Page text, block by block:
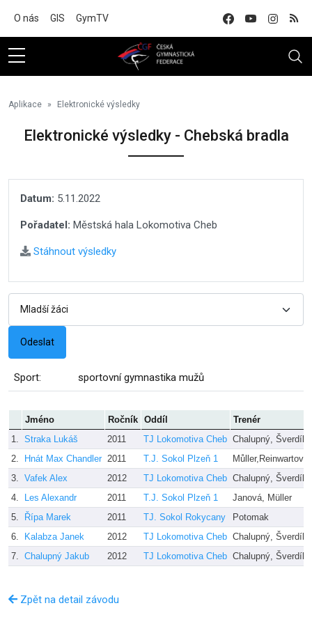
O nás GIS GymTV
Aplikace Elektronické výsledky
Elektronické výsledky - Chebská bradla
Datum: 5.11.2022
Pořadatel: Městská hala Lokomotiva Cheb
Stáhnout výsledky
Sport: sportovní gymnastika mužů
Jméno Ročník Oddíl
Trenér
1. Straka Lukáš 2011 TJ Lokomotiva Cheb Chalupný, Šverdík
2.
Hnát Max Chandler 2011 T.J. Sokol Plzeň 1
Můller,Reinwartová
3. Vafek Alex 2012 TJ Lokomotiva Cheb Chalupný, Šverdík
4.
Les Alexandr 2011 T.J. Sokol Plzeň 1
Janová, Müller
5.
Řípa Marek 2011 TJ. Sokol Rokycany
Potomak
6.
Kalabza Janek 2012 TJ Lokomotiva Cheb Chalupný, Šverdík
7. Chalupný Jakub 2012 TJ Lokomotiva Cheb Chalupný, Šverdík
Zpět na detail závodu